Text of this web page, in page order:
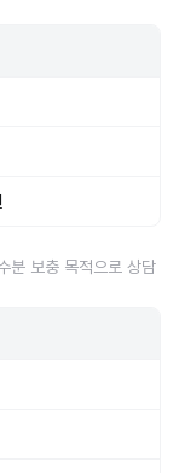
분 보충 목적으로 상담